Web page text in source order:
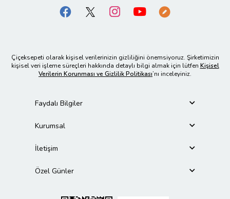
Çiçeksepeti olarak kişisel verilerinizin gizliliğini önemsiyoruz. Şirketimizin
kişisel veri işleme süreçleri hakkında detaylı bilgi almak için lütfen Kişisel
Verilerin Korunması ve Gizlilik Politikası’nı inceleyiniz.
Faydalı Bilgiler
Kurumsal
İletişim
Özel Günler